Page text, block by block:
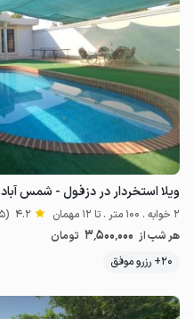
ویلا استخردار در دزفول - شمس آباد
2 خوابه . 100 متر . تا 12 مهمان 4.2 (25 نظر)
هر شب از 3٬500٬000 تومان
20+ رزرو موفق